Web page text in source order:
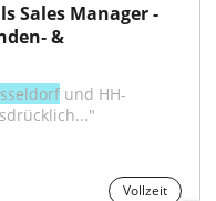
Sales Manager -
&
und HH-
Vollzeit